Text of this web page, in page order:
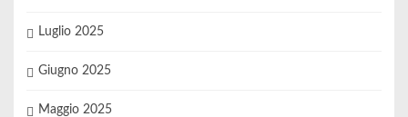
Luglio 2025
Giugno 2025
Maggio 2025